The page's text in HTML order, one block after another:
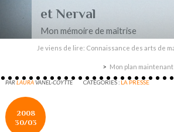
et Nerval
Mon mémoire de maîtrise
Je viens de lire: Connaissance des arts de
Mon plan
PARLAURAVANEL-COYTTE CATÉGORIES : LA PRESSE
2008
30/03